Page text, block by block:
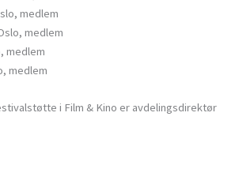
medlem
medlem
medlem
medlem
i Film & Kino er avdelingsdirektør